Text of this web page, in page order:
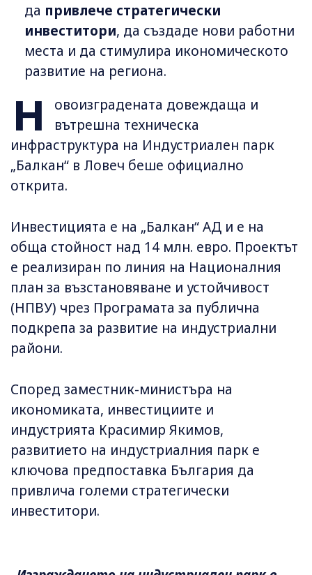
да привлече стратегически
инвеститори, да създаде нови работни
места и да стимулира икономическото
развитие на региона.
Н
овоизградената довеждаща и
вътрешна техническа
инфраструктура на Индустриален парк
„Балкан“ в Ловеч беше официално
открита.
Инвестицията е на „Балкан“ АД и е на
обща стойност над 14 млн. евро. Проектът
е реализиран по линия на Националния
план за възстановяване и устойчивост
(НПВУ) чрез Програмата за публична
подкрепа за развитие на индустриални
райони.
Според заместник-министъра на
икономиката, инвестициите и
индустрията Красимир Якимов,
развитието на индустриалния парк е
ключова предпоставка България да
привлича големи стратегически
инвеститори.